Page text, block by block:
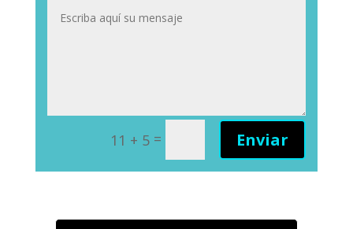
11 + 5 = Enviar